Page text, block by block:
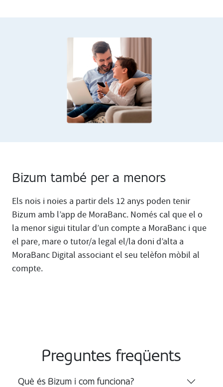
Bizum també per a menors
Els nois i noies a partir dels 12 anys poden tenir
Bizum amb l’app de MoraBanc. Només cal que el o
la menor sigui titular d’un compte a MoraBanc i que
el pare, mare o tutor/a legal el/la doni d’alta a
MoraBanc Digital associant el seu telèfon mòbil al
compte.
Preguntes freqüents
Què és Bizum i com funciona?